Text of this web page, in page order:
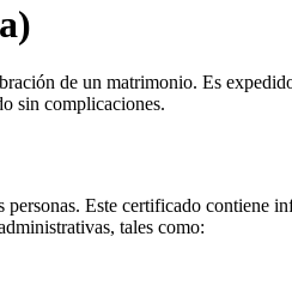
de un matrimonio. Es
sin complicaciones.
Este certificado contiene
tales como: